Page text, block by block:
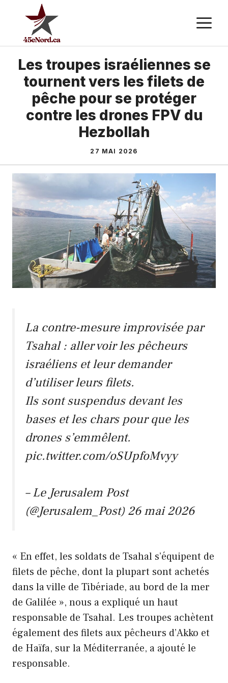
contenu
Les troupes israéliennes se
tournent vers les filets de
pêche pour se protéger
contre les drones FPV du
Hezbollah
27 MAI 2026
La contre-mesure improvisée par
Tsahal : aller voir les pêcheurs
israéliens et leur demander
d’utiliser leurs filets.
Ils sont suspendus devant les
bases et les chars pour que les
drones s’emmêlent.
pic.twitter.com/oSUpfoMvyy
– Le Jerusalem Post
(@Jerusalem_Post)26 mai 2026
« En effet, les soldats de Tsahal s’équipent de
filets de pêche, dont la plupart sont achetés
dans la ville de Tibériade, au bord de la mer
de Galilée », nous a expliqué un haut
responsable de Tsahal. Les troupes achètent
également des filets aux pêcheurs d’Akko et
de Haïfa, sur la Méditerranée, a ajouté le
responsable.